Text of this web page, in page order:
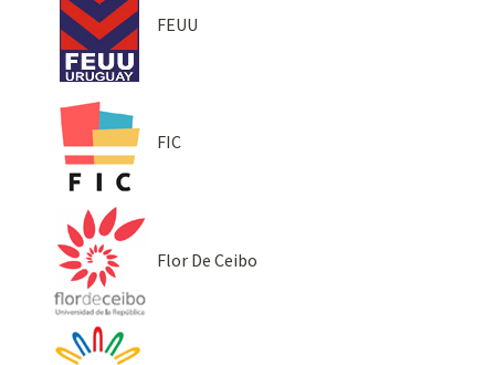
FEUU
FIC
Flor De Ceibo